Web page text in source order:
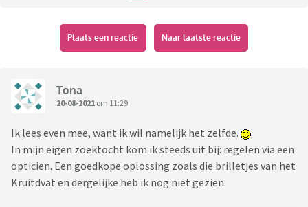
Plaats een reactie Naar laatste reactie
Tona
20-08-2021 om 11:29
Ik lees even mee, want ik wil namelijk het zelfde.
In mijn eigen zoektocht kom ik steeds uit bij: regelen via een
opticien. Een goedkope oplossing zoals die brilletjes van het
Kruitdvat en dergelijke heb ik nog niet gezien.